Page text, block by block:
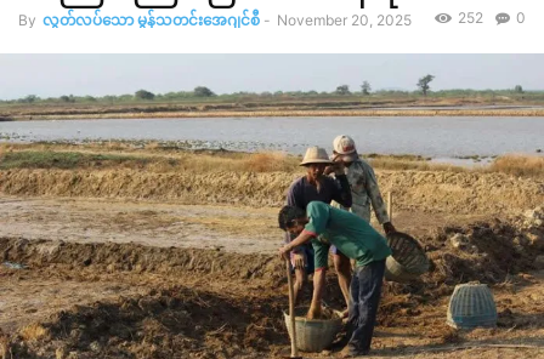
By လွတ်လပ်သော မွန်သတင်းအေဂျင်စီ - November 20, 2025 0
252